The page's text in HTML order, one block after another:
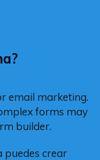
email marketing.
forms may
builder.
puedes crear